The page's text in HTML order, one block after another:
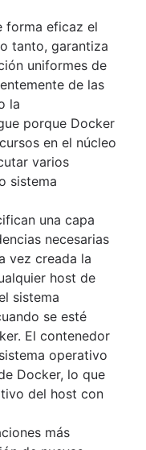
forma eficaz el
tanto, garantiza
uniformes de
de las
la
porque Docker
en el núcleo
varios
sistema
una capa
necesarias
vez creada la
host de
sistema
se esté
El contenedor
operativo
Docker, lo que
del host con
más